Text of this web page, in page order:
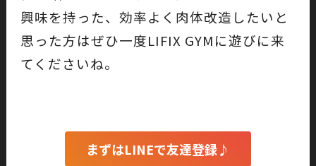
興味を持った、効率よく肉体改造したいと
思った方はぜひ一度LIFIX GYMに遊びに来
てくださいね。
まずはLINEで友達登録♪